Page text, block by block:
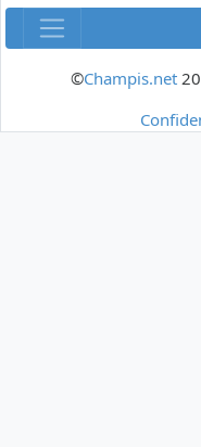
©Champis.net